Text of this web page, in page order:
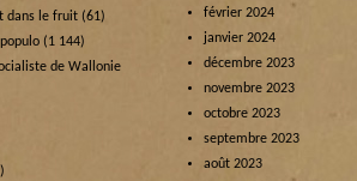
dans le fruit (61)
(1 144)
de Wallonie
février 2024
janvier 2024
décembre 2023
novembre 2023
octobre 2023
septembre 2023
août 2023